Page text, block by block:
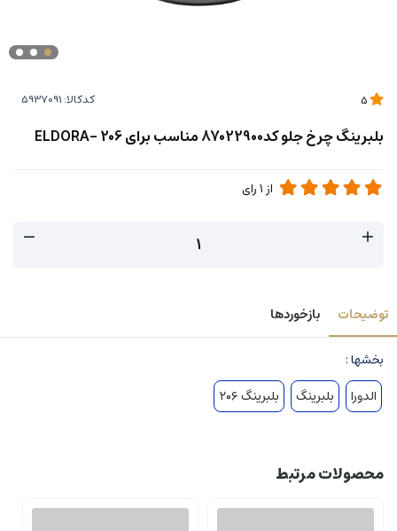
کدکالا:
بلبرینگ چرخ جلو کد87022900 مناسب برای 206 -ELDORA
از 1رای
توضیحات بازخوردها
بخشها :
الدورا
بلبرینگ بلبرینگ ۲۰۶
محصولات مرتبط